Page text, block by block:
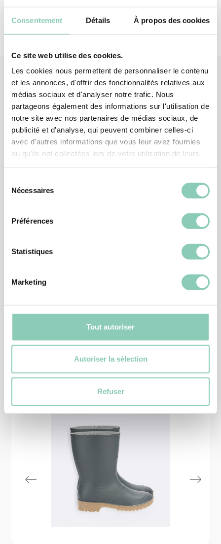
Consentement Détails À propos des cookies
Ce site web utilise des cookies.
Les cookies nous permettent de personnaliser le contenu
et les annonces, d'offrir des fonctionnalités relatives aux
médias sociaux et d'analyser notre trafic. Nous
partageons également des informations sur l'utilisation de
notre site avec nos partenaires de médias sociaux, de
publicité et d'analyse, qui peuvent combiner celles-ci
avec d'autres informations que vous leur avez fournies
ou qu'ils ont collectées lors de votre utilisation de leurs
Nécessaires
Préférences
Statistiques
Marketing
Tout autoriser
Autoriser la sélection
Refuser
Produits associés
SABOT MARSCHAL
Produits similaires